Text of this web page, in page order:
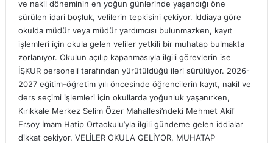
ve nakil döneminin en yoğun günlerinde yaşandığı öne
sürülen idari boşluk, velilerin tepkisini çekiyor. İddiaya göre
okulda müdür veya müdür yardımcısı bulunmazken, kayıt
işlemleri için okula gelen veliler yetkili bir muhatap bulmakta
zorlanıyor. Okulun açılıp kapanmasıyla ilgili görevlerin ise
İŞKUR personeli tarafından yürütüldüğü ileri sürülüyor. 2026-
2027 eğitim-öğretim yılı öncesinde öğrencilerin kayıt, nakil ve
ders seçimi işlemleri için okullarda yoğunluk yaşanırken,
Kırıkkale Merkez Selim Özer Mahallesi’ndeki Mehmet Akif
Ersoy İmam Hatip Ortaokulu’yla ilgili gündeme gelen iddialar
dikkat çekiyor. VELİLER OKULA GELİYOR, MUHATAP